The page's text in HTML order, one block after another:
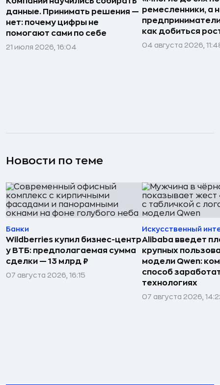
данные. Принимать решения —
нет: почему цифры не
помогают сами по себе
21 июля 2026, 16:04
ремесленники, а
как добиться
04 августа 2026,
Новости по теме
Банки
Wildberries купил бизнес-центр
у ВТБ: предполагаемая сумма
сделки — 13 млрд ₽
07 августа 2026, 16:15
Искусственный
Alibaba введет
крупных
модели Qwen:
способ
технологиях
07 августа 2026,